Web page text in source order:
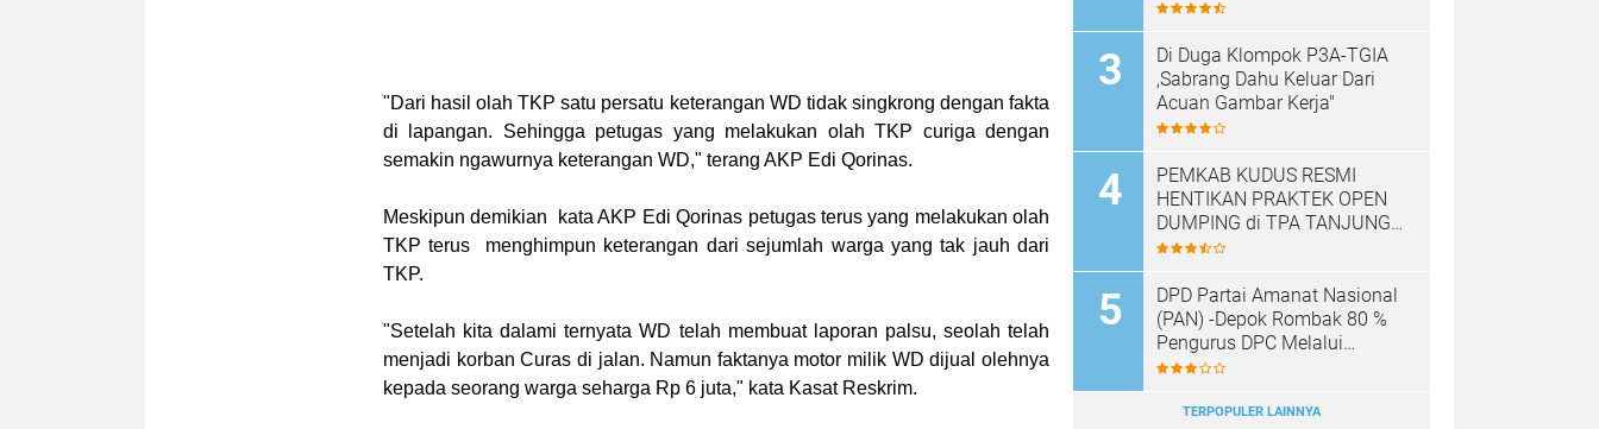
"Dari hasil olah TKP satu persatu keterangan WD tidak singkrong dengan fakta
di lapangan. Sehingga petugas yang melakukan olah TKP curiga dengan
semakin ngawurnya keterangan WD," terang AKP Edi Qorinas.
Meskipun demikian kata AKP Edi Qorinas petugas terus yang melakukan olah
TKP terus menghimpun keterangan dari sejumlah warga yang tak jauh dari
TKP.
"Setelah kita dalami ternyata WD telah membuat laporan palsu, seolah telah
menjadi korban Curas di jalan. Namun faktanya motor milik WD dijual olehnya
kepada seorang warga seharga Rp 6 juta," kata Kasat Reskrim.
Warnai Senam Massal dan
Desa
Di Duga Klompok P3A-TGIA
,Sabrang Dahu Keluar Dari
Acuan Gambar Kerja"
PEMKAB KUDUS RESMI
HENTIKAN PRAKTEK OPEN
DUMPING di TPA TANJUNG
REJO, KEC.JEKULO
SISTEM PENGELOLAAN
SAMPAH BARU
DPD Partai Amanat Nasional
(PAN) -Depok Rombak 80 %
Pengurus DPC Melalui
Muscab "
TERPOPULER LAINNYA